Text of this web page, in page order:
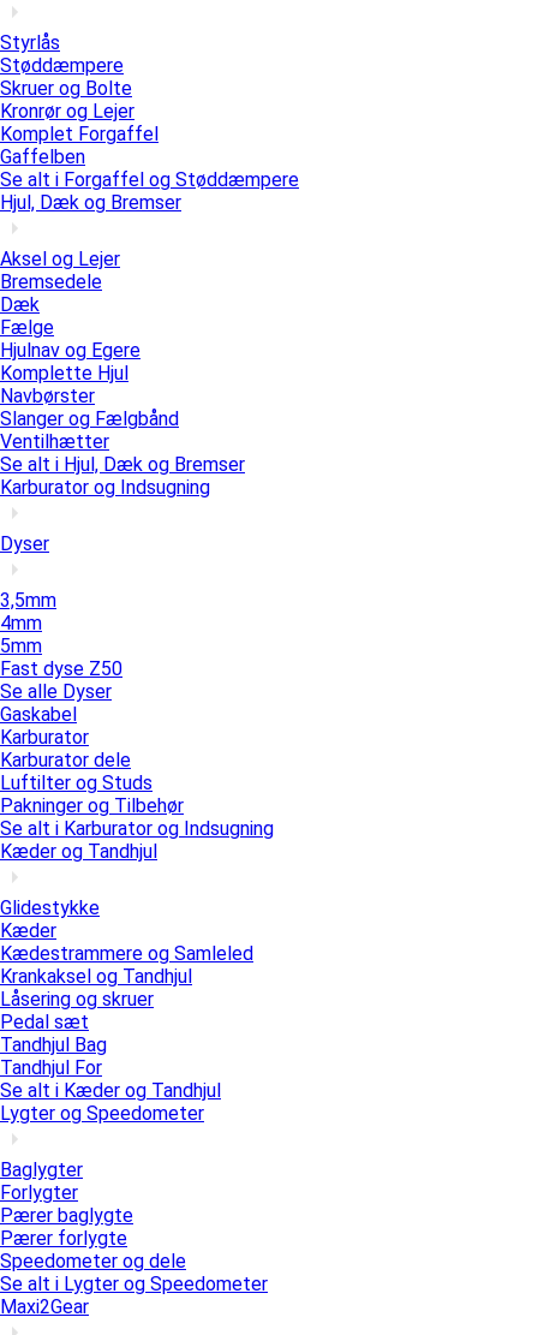
Styrlås
Støddæmpere
Skruer og Bolte
Kronrør og Lejer
Komplet Forgaffel
Gaffelben
Se alt i Forgaffel og Støddæmpere
Hjul, Dæk og Bremser
Aksel og Lejer
Bremsedele
Dæk
Fælge
Hjulnav og Egere
Komplette Hjul
Navbørster
Slanger og Fælgbånd
Ventilhætter
Se alt i Hjul, Dæk og Bremser
Karburator og Indsugning
Dyser
3,5mm
4mm
5mm
Fast dyse Z50
Se alle Dyser
Gaskabel
Karburator
Karburator dele
Luftilter og Studs
Pakninger og Tilbehør
Se alt i Karburator og Indsugning
Kæder og Tandhjul
Glidestykke
Kæder
Kædestrammere og Samleled
Krankaksel og Tandhjul
Låsering og skruer
Pedal sæt
Tandhjul Bag
Tandhjul For
Se alt i Kæder og Tandhjul
Lygter og Speedometer
Baglygter
Forlygter
Pærer baglygte
Pærer forlygte
Speedometer og dele
Se alt i Lygter og Speedometer
Maxi2Gear